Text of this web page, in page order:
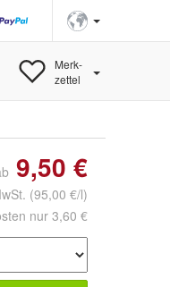
Merk-
zettel
9,50 €
(95,00 €/l)
nur 3,60 €